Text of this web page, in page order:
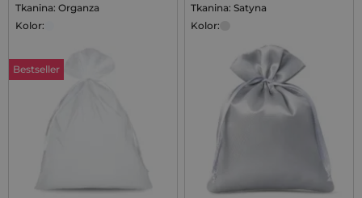
Tkanina: Organza
Kolor:
Bestseller
Tkanina: Satyna
Kolor: